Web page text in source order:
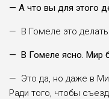
— А что вы для этого
— В Гомеле это делать
— В Гомеле ясно. Мир
— Это да, но даже в
Ради того, чтобы